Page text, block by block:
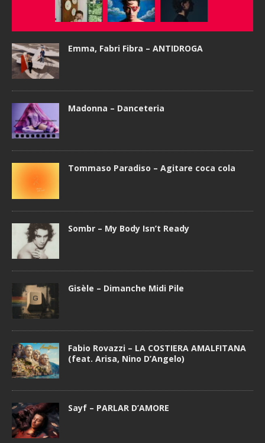
Emma, Fabri Fibra – ANTIDROGA
Madonna – Danceteria
Tommaso Paradiso – Agitare coca cola
Sombr – My Body Isn’t Ready
Gisèle – Dimanche Midi Pile
Fabio Rovazzi – LA COSTIERA AMALFITANA
(feat. Arisa, Nino D’Angelo)
Sayf – PARLAR D’AMORE